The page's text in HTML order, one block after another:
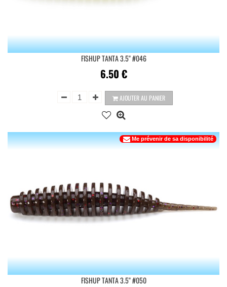
FISHUP TANTA 3.5'' #046
6.50 €
AJOUTER AU PANIER
FISHUP TANTA 3.5'' #050
Me prévenir de sa disponibilité